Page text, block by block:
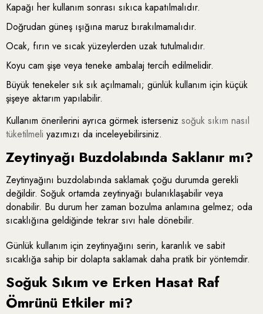
Kapağı her kullanım sonrası sıkıca kapatılmalıdır.
Doğrudan güneş ışığına maruz bırakılmamalıdır.
Ocak, fırın ve sıcak yüzeylerden uzak tutulmalıdır.
Koyu cam şişe veya teneke ambalaj tercih edilmelidir.
Büyük tenekeler sık sık açılmamalı; günlük kullanım için küçük
şişeye aktarım yapılabilir.
Kullanım önerilerini ayrıca görmek isterseniz soğuk sıkım nasıl
tüketilmeli yazımızı da inceleyebilirsiniz.
Zeytinyağı Buzdolabında Saklanır mı?
Zeytinyağını buzdolabında saklamak çoğu durumda gerekli
değildir. Soğuk ortamda zeytinyağı bulanıklaşabilir veya
donabilir. Bu durum her zaman bozulma anlamına gelmez; oda
sıcaklığına geldiğinde tekrar sıvı hale dönebilir.
Günlük kullanım için zeytinyağını serin, karanlık ve sabit
sıcaklığa sahip bir dolapta saklamak daha pratik bir yöntemdir.
Soğuk Sıkım ve Erken Hasat Raf
Ömrünü Etkiler mi?